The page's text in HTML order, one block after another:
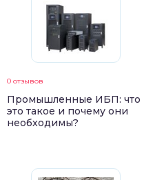
0 отзывов
Промышленные ИБП: что
это такое и почему они
необходимы?